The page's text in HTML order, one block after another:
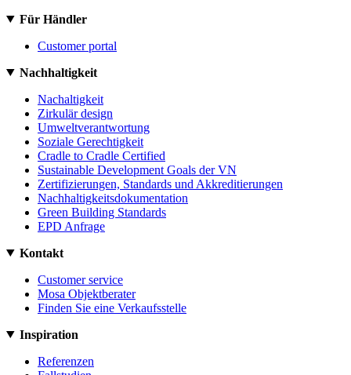
Für Händler
Customer portal
Nachhaltigkeit
Nachaltigkeit
Zirkulär design
Umweltverantwortung
Soziale Gerechtigkeit
Cradle to Cradle Certified
Sustainable Development Goals der VN
Zertifizierungen, Standards und Akkreditierungen
Nachhaltigkeitsdokumentation
Green Building Standards
EPD Anfrage
Kontakt
Customer service
Mosa Objektberater
Finden Sie eine Verkaufsstelle
Inspiration
Referenzen